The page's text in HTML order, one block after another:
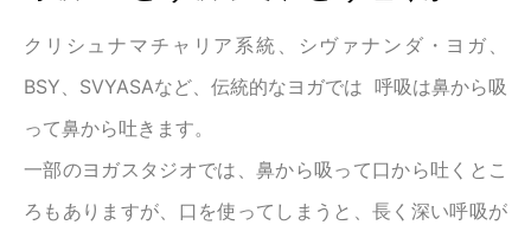
クリシュナマチャリア系統、シヴァナンダ・ヨガ、
BSY、SVYASAなど、伝統的なヨガでは 呼吸は鼻から吸
って鼻から吐きます。
一部のヨガスタジオでは、鼻から吸って口から吐くとこ
ろもありますが、口を使ってしまうと、長く深い呼吸が